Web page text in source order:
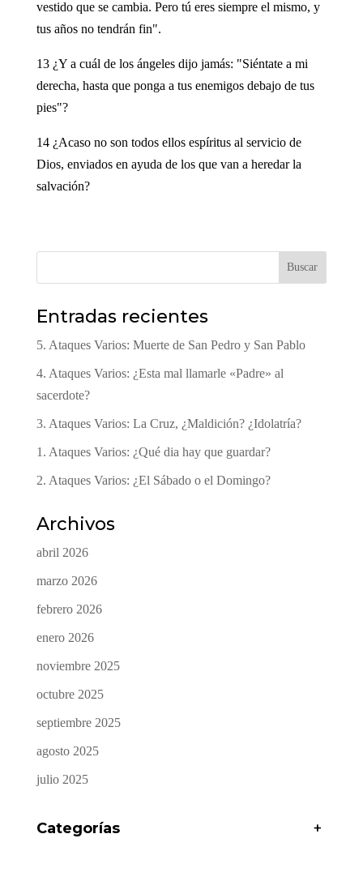
vestido que se cambia. Pero tú eres siempre el mismo, y
tus años no tendrán fin".
13 ¿Y a cuál de los ángeles dijo jamás: "Siéntate a mi
derecha, hasta que ponga a tus enemigos debajo de tus
pies"?
14 ¿Acaso no son todos ellos espíritus al servicio de
Dios, enviados en ayuda de los que van a heredar la
salvación?
Buscar
Entradas recientes
5. Ataques Varios: Muerte de San Pedro y San Pablo
4. Ataques Varios: ¿Esta mal llamarle «Padre» al
sacerdote?
3. Ataques Varios: La Cruz, ¿Maldición? ¿Idolatría?
1. Ataques Varios: ¿Qué dia hay que guardar?
2. Ataques Varios: ¿El Sábado o el Domingo?
Archivos
abril 2026
marzo 2026
febrero 2026
enero 2026
noviembre 2025
octubre 2025
septiembre 2025
agosto 2025
julio 2025
Categorías +